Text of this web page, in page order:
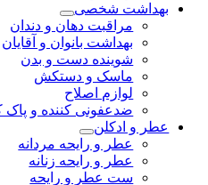
بهداشت شخصی
مراقبت دهان و دندان
بهداشت بانوان و آقایان
شوینده دست و بدن
ماسک و دستکش
لوازم اصلاح
ضدعفونی کننده و پاک کننده
عطر و ادکلن
عطر و رایحه مردانه
عطر و رایحه زنانه
ست عطر و رایحه